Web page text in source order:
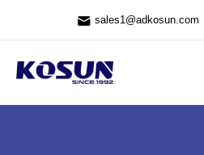
sales1@adkosun.com